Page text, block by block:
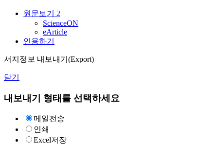
원문보기 2
ScienceON
eArticle
인용하기
서지정보 내보내기(Export)
닫기
내보내기 형태를 선택하세요
메일전송
인쇄
Excel저장